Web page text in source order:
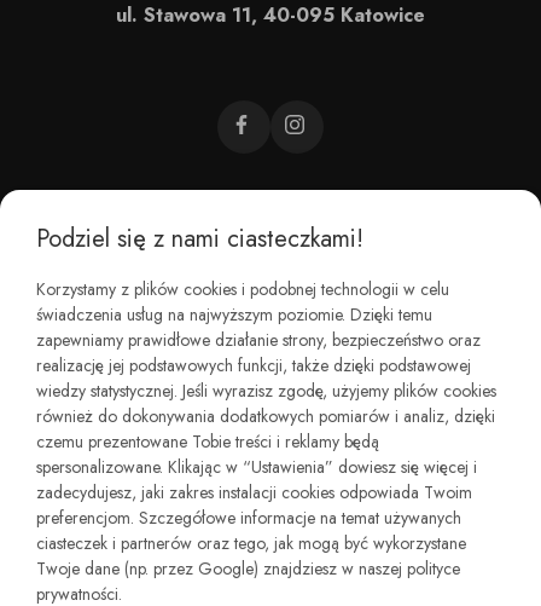
CZEMU BAREFOOT?
KIM JESTEŚMY?
REGULAMINY I ZWROTY
ul. Stawowa 11, 40-095 Katowice
Podziel się z nami ciasteczkami!
Korzystamy z plików cookies i podobnej technologii w celu
świadczenia usług na najwyższym poziomie. Dzięki temu
zapewniamy prawidłowe działanie strony, bezpieczeństwo oraz
realizację jej podstawowych funkcji, także dzięki podstawowej
wiedzy statystycznej. Jeśli wyrazisz zgodę, użyjemy plików cookies
również do dokonywania dodatkowych pomiarów i analiz, dzięki
czemu prezentowane Tobie treści i reklamy będą
spersonalizowane. Klikając w “Ustawienia” dowiesz się więcej i
zadecydujesz, jaki zakres instalacji cookies odpowiada Twoim
preferencjom. Szczegółowe informacje na temat używanych
ciasteczek i partnerów oraz tego, jak mogą być wykorzystane
Twoje dane (np. przez Google) znajdziesz w naszej polityce
prywatności.